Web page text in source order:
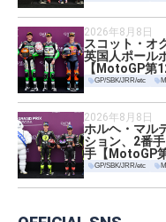
2026年8月8日
スコット・オ
英国人ポール
【MotoGP第
GP/SBK/JRR/etc
2026年8月8日
ホルヘ・マル
ション、2番
手【MotoGP
GP/SBK/JRR/etc